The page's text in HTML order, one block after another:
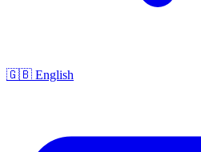
🇬🇧 English